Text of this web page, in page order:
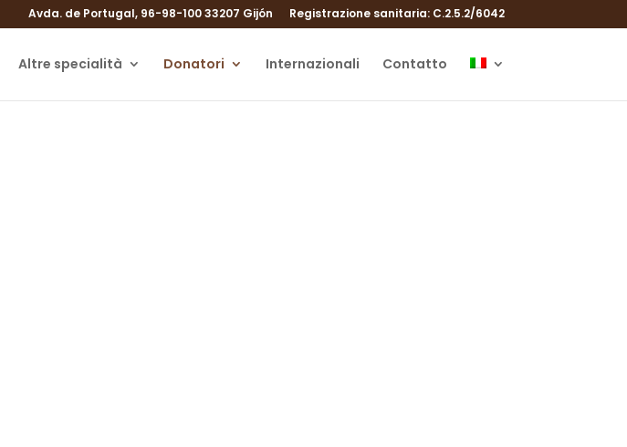
Avda. de Portugal, 96-98-100 33207 Gijón Registrazione sanitaria: C.2.5.2/6042
Altre specialità Donatori Internazionali Contatto